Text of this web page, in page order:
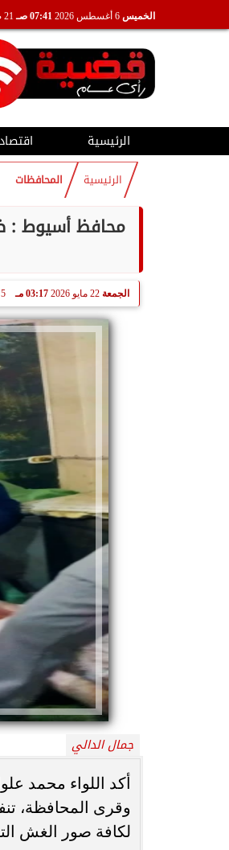
الخميس 07:41 صـ 21 صفر 1448
الرئيسية اقتصاد
الرئيسية المحافظات
الجمعة 22 مايو 2026 03:17 مـ 5 ذو الحجة 1447
جمال الدالي
أكد اللواء محمد
وقرى المحافظة،
لكافة صور الغش
محافظ أسيوط : حملات مكثفة لرفع
الإشغالات بحي شرق لإعادة الانضباط
وتحقيق...